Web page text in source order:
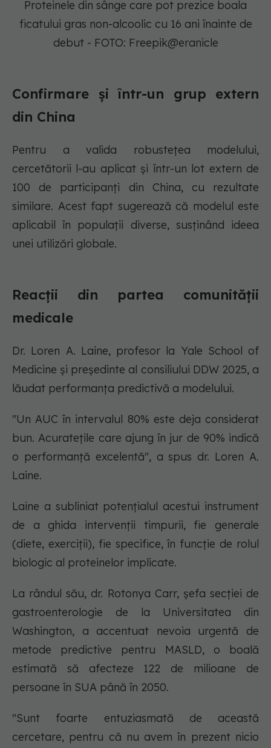
Proteinele din sânge care pot prezice boala
ficatului gras non-alcoolic cu 16 ani înainte de
debut - FOTO: Freepik@eranicle
Confirmare și într-un grup extern
din China
Pentru a valida robustețea modelului,
cercetătorii l-au aplicat și într-un lot extern de
100 de participanți din China, cu rezultate
similare. Acest fapt sugerează că modelul este
aplicabil în populații diverse, susținând ideea
unei utilizări globale.
Reacții din partea comunității
medicale
Dr. Loren A. Laine, profesor la Yale School of
Medicine și președinte al consiliului DDW 2025, a
lăudat performanța predictivă a modelului.
"Un AUC în intervalul 80% este deja considerat
bun. Acuratețile care ajung în jur de 90% indică
o performanță excelentă", a spus dr. Loren A.
Laine.
Laine a subliniat potențialul acestui instrument
de a ghida intervenții timpurii, fie generale
(diete, exerciții), fie specifice, în funcție de rolul
biologic al proteinelor implicate.
La rândul său, dr. Rotonya Carr, șefa secției de
gastroenterologie de la Universitatea din
Washington, a accentuat nevoia urgentă de
metode predictive pentru MASLD, o boală
estimată să afecteze 122 de milioane de
persoane în SUA până în 2050.
"Sunt foarte entuziasmată de această
cercetare, pentru că nu avem în prezent nicio